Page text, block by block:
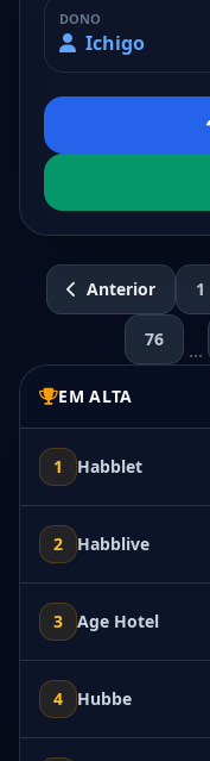
DONO
Ichigo
Anterior 1
76 ...
EM ALTA
1 Habblet
2 Habblive
3 Age Hotel
4 Hubbe